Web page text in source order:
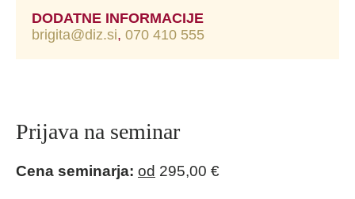
DODATNE INFORMACIJE
brigita@diz.si, 070 410 555
Prijava na seminar
Cena seminarja: od 295,00 €